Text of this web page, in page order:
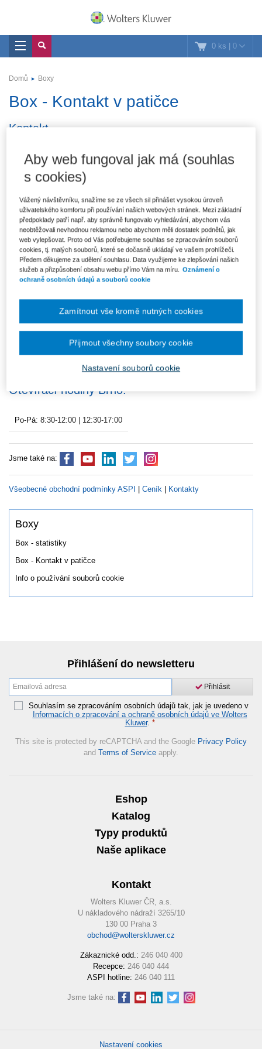
0 ks | 0
Domů Boxy
Box - Kontakt v patičce
Kontakt
Wolters Kluwer ČR, a. s.
U nákladového nádraží
3265/10
IČ:63077639
DIČ:CZ63077639
Zákaznické odd.:246 040 400
E-mail: obchod@wolterskluwer.cz
Otevírací hodiny Praha:
Po-Pá:8:00-17:00
Odborné knihkupectví na PF
Tel.:541 214 855
E-mail:
prodejna.brno@wolterskluwer.cz
Otevírací hodiny Brno:
Po-Pá: 8:30-12:00 | 12:30-17:00
Jsme také na:
Všeobecné obchodní podmínky ASPI Ceník Kontakty
Boxy
Box - statistiky
Box - Kontakt v patičce
Info o používání souborů cookie
Přihlášení do newsletteru
Přihlásit
Souhlasím se zpracováním osobních údajů tak, jak je uvedeno v
Informacích o zpracování a ochraně osobních údajů ve Wolters
Kluwer. *
This site is protected by reCAPTCHA and the Google Privacy Policy
and Terms of Service apply.
Eshop
Katalog
Typy produktů
Naše aplikace
Kontakt
Wolters Kluwer ČR, a.s.
U nákladového nádraží 3265/10
130 00 Praha 3
obchod@wolterskluwer.cz
Zákaznické odd.: 246 040 400
Recepce: 246 040 444
ASPI hotline: 246 040 111
Jsme také na:
Nastavení cookies
Aby web fungoval jak má (souhlas
s cookies)
Vážený návštěvníku, snažíme se ze všech sil přinášet vysokou úroveň
uživatelského komfortu při používání našich webových stránek. Mezi základní
předpoklady patří např. aby správně fungovalo vyhledávání, abychom vás
neobtěžovali nevhodnou reklamou nebo abychom měli dostatek podnětů, jak
web vylepšovat. Proto od Vás potřebujeme souhlas se zpracováním souborů
cookies, tj. malých souborů, které se dočasně ukládají ve vašem prohlížeči.
Předem děkujeme za udělení souhlasu. Data využijeme ke zlepšování našich
služeb a přizpůsobení obsahu webu přímo Vám na míru. Oznámení o
ochraně osobních údajů a souborů cookie
Nastavení souborů cookie
Zamítnout vše kromě nutných cookies
Přijmout všechny soubory cookie